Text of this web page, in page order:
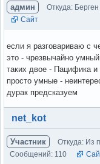
админ Откуда: Берген
Сайт
если я разговариваю с
это - чрезвычайно
таких двое - Пацифика и
просто умные -
дурак предсказуем
Вне форума
net_kot
Участник Откуда: Из
Сообщений: 110